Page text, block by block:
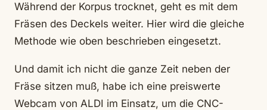
Während der Korpus trocknet, geht es mit dem
Fräsen des Deckels weiter. Hier wird die gleiche
Methode wie oben beschrieben eingesetzt.
Und damit ich nicht die ganze Zeit neben der
Fräse sitzen muß, habe ich eine preiswerte
Webcam von ALDI im Einsatz, um die CNC-